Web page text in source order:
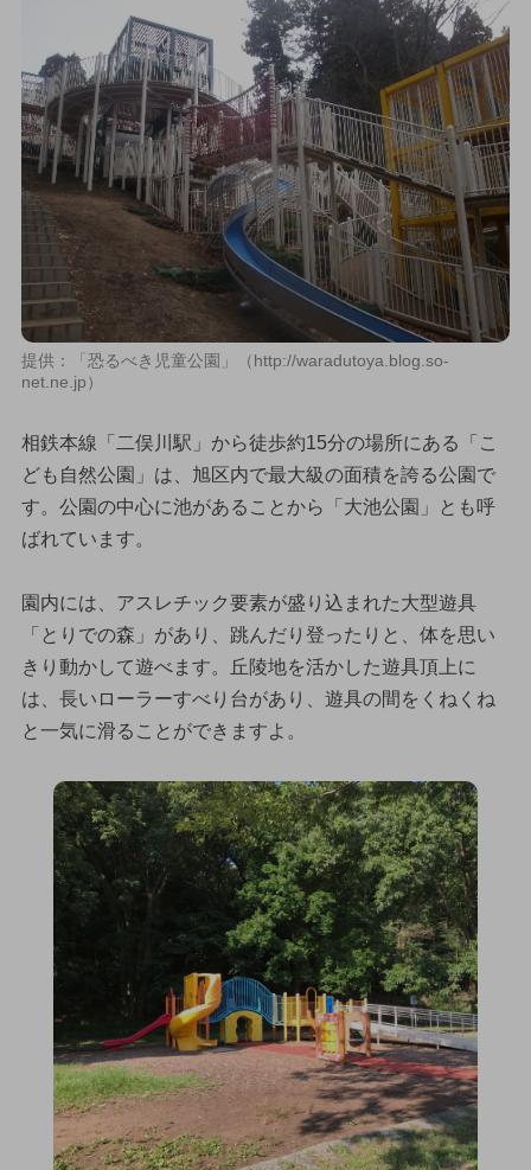
提供：「恐るべき児童公園」（http://waradutoya.blog.so-
net.ne.jp）
相鉄本線「二俣川駅」から徒歩約15分の場所にある「こ
ども自然公園」は、旭区内で最大級の面積を誇る公園で
す。公園の中心に池があることから「大池公園」とも呼
ばれています。
園内には、アスレチック要素が盛り込まれた大型遊具
「とりでの森」があり、跳んだり登ったりと、体を思い
きり動かして遊べます。丘陵地を活かした遊具頂上に
は、長いローラーすべり台があり、遊具の間をくねくね
と一気に滑ることができますよ。